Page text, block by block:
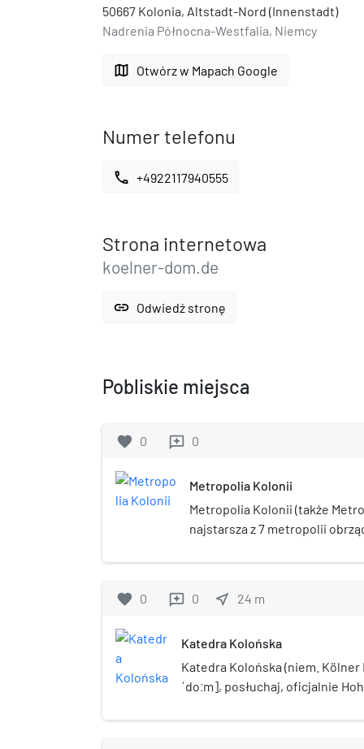
50667 Kolonia, Altstadt-Nord (Innenstadt)
Nadrenia Północna-Westfalia, Niemcy
map Otwórz w Mapach Google
Numer telefonu
call +4922117940555
Strona internetowa
koelner-dom.de
link Odwiedź stronę
Pobliskie miejsca
favorite 0 reviews 0
Metropolia Kolonii
Metropolia Kolonii (także
najstarsza z 7 metropolii
favorite 0 reviews 0 near_me 24 m
Katedra Kolońska
Katedra Kolońska (niem.
ˈdoːm], posłuchaj, oficjalnie
kościół w niemieckiej Kolonii. W